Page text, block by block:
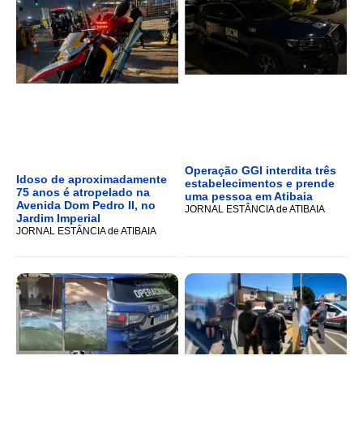
Idoso de aproximadamente
75 anos é atropelado na
Avenida Dom Pedro II, no
Jardim Imperial
JORNAL ESTÂNCIA de ATIBAIA
Operação GGI interdita três
estabelecimentos e prende
uma pessoa em Atibaia
JORNAL ESTÂNCIA de ATIBAIA